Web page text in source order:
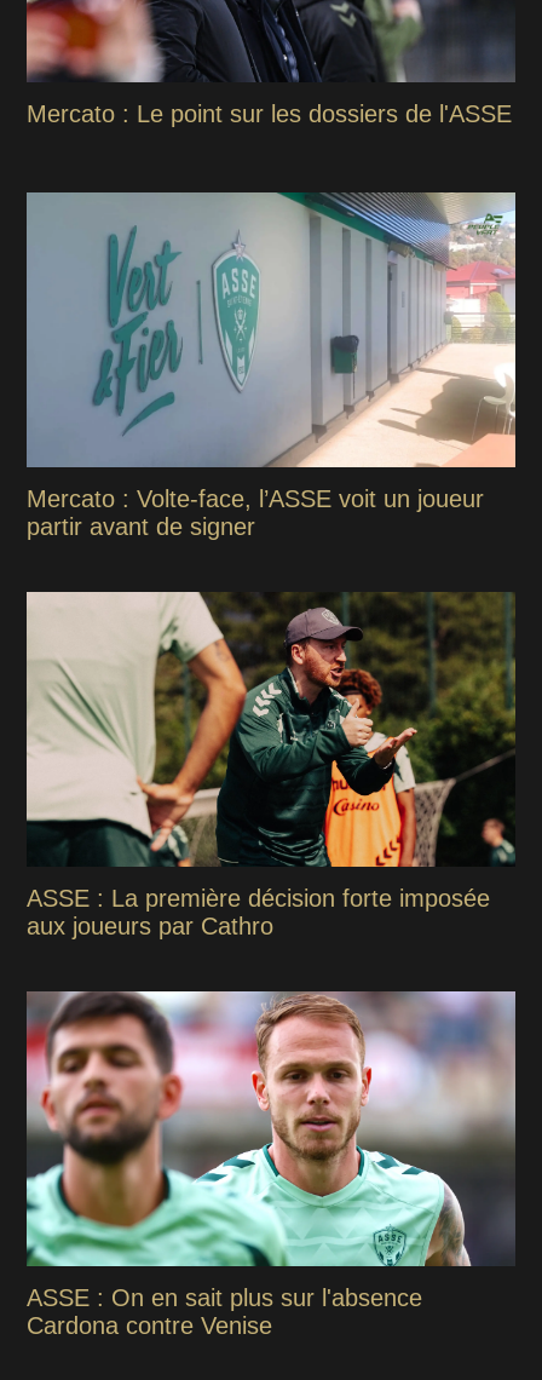
Mercato : Le point sur les dossiers de l'ASSE
Mercato : Volte-face, l’ASSE voit un joueur
partir avant de signer
ASSE : La première décision forte imposée
aux joueurs par Cathro
ASSE : On en sait plus sur l'absence
Cardona contre Venise